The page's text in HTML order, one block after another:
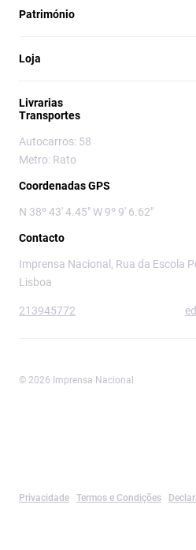
Património
Loja
Livrarias
Transportes
Autocarros: 58
Metro: Rato
Coordenadas GPS
N 38º 43' 4.45" W 9º 9' 6.62"
Contacto
Imprensa Nacional, Rua da Escola
Lisboa
213945772
© 2026 Imprensa Nacional
Privacidade Termos e Condições